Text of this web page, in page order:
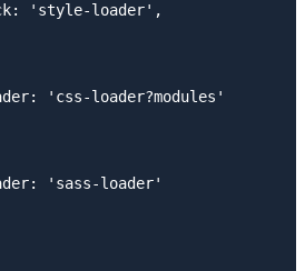
'style-loader',
'css-loader?modules'
'sass-loader'